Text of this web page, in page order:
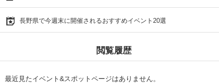
長野県で今週末に開催されるおすすめイベント20選
閲覧履歴
最近見たイベント&スポットページはありません。